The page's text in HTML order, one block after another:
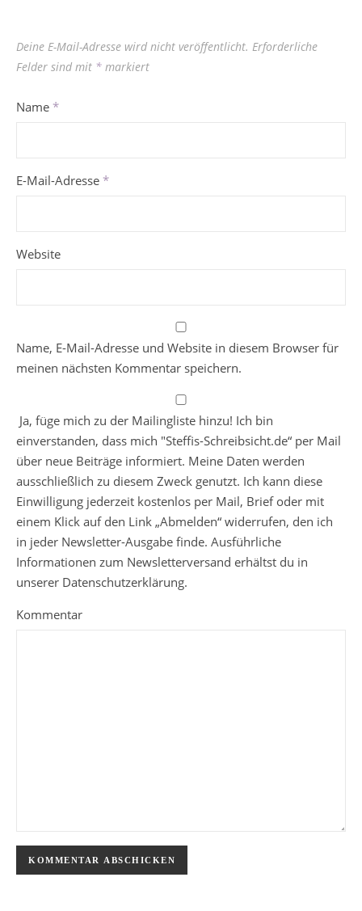
Deine E-Mail-Adresse wird nicht veröffentlicht. Erforderliche
Felder sind mit * markiert
Name *
E-Mail-Adresse *
Website
Name, E-Mail-Adresse und Website in diesem Browser für
meinen nächsten Kommentar speichern.
Ja, füge mich zu der Mailingliste hinzu! Ich bin
einverstanden, dass mich "Steffis-Schreibsicht.de“ per Mail
über neue Beiträge informiert. Meine Daten werden
ausschließlich zu diesem Zweck genutzt. Ich kann diese
Einwilligung jederzeit kostenlos per Mail, Brief oder mit
einem Klick auf den Link „Abmelden“ widerrufen, den ich
in jeder Newsletter-Ausgabe finde. Ausführliche
Informationen zum Newsletterversand erhältst du in
unserer Datenschutzerklärung.
Kommentar